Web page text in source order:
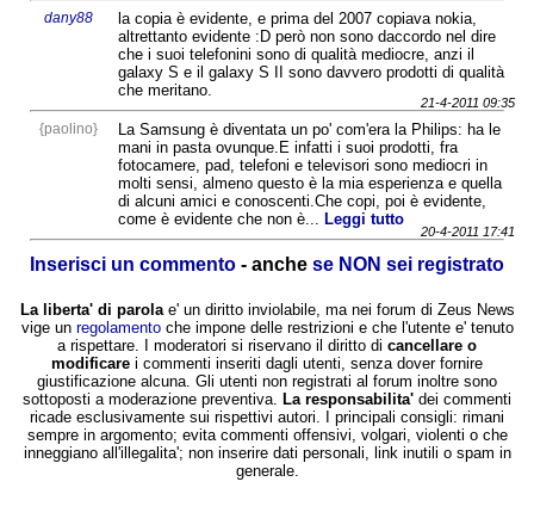
dany88
la copia è evidente, e prima del 2007 copiava nokia,
altrettanto evidente :D però non sono daccordo nel dire
che i suoi telefonini sono di qualità mediocre, anzi il
galaxy S e il galaxy S II sono davvero prodotti di qualità
che meritano.
21-4-2011 09:35
{paolino}
La Samsung è diventata un po' com'era la Philips: ha le
mani in pasta ovunque.E infatti i suoi prodotti, fra
fotocamere, pad, telefoni e televisori sono mediocri in
molti sensi, almeno questo è la mia esperienza e quella
di alcuni amici e conoscenti.Che copi, poi è evidente,
come è evidente che non è...
Leggi tutto
20-4-2011 17:41
Inserisci un commento - anche se NON sei registrato
La liberta' di parolae' un diritto inviolabile, ma nei forum di Zeus News
vige un regolamentoche impone delle restrizioni e che l'utente e' tenuto
a rispettare. I moderatori si riservano il diritto di cancellare o
modificare i commenti inseriti dagli utenti, senza dover fornire
giustificazione alcuna. Gli utenti non registrati al forum inoltre sono
sottoposti a moderazione preventiva.
La responsabilita' dei commenti
ricade esclusivamente sui rispettivi autori. I principali consigli: rimani
sempre in argomento; evita commenti offensivi, volgari, violenti o che
inneggiano all'illegalita'; non inserire dati personali, link inutili o spam in
generale.